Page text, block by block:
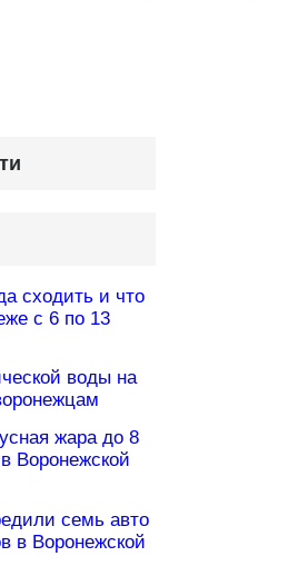
сходить и что
с 6 по 13
воды на
жара до 8
Воронежской
семь авто
в Воронежской